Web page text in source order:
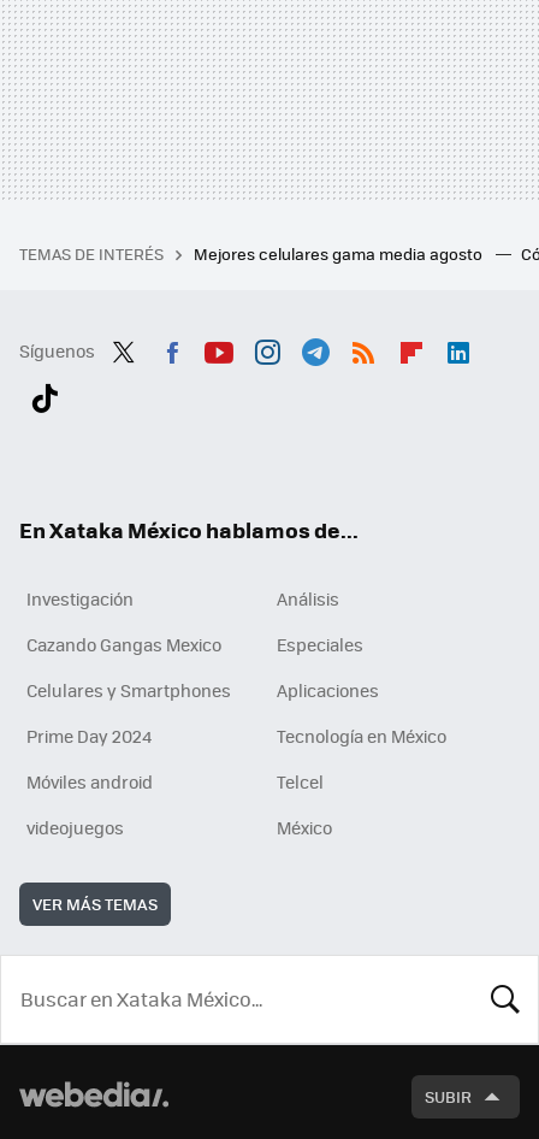
TEMAS DE INTERÉS Mejores celulares gama media agosto
Síguenos
En Xataka México hablamos de...
Investigación
Análisis
Cazando Gangas Mexico
Especiales
Celulares y Smartphones
Aplicaciones
Prime Day 2024
Tecnología en México
Móviles android
Telcel
videojuegos
México
VER MÁS TEMAS
SUBIR